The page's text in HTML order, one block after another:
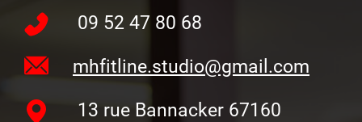
09 52 47 80 68
mhfitline.studio@gmail.com
13 rue Bannacker 67160